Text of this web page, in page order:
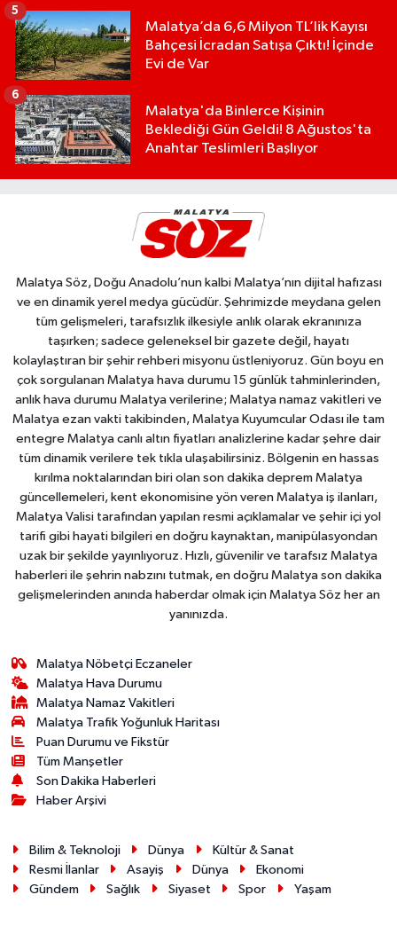
Malatya’da 6,6 Milyon TL’lik Kayısı
Bahçesi İcradan Satışa Çıktı! İçinde
Evi de Var
5
Malatya'da Binlerce Kişinin
Beklediği Gün Geldi! 8 Ağustos'ta
Anahtar Teslimleri Başlıyor
6
Malatya Söz, Doğu Anadolu’nun kalbi Malatya’nın dijital hafızası
ve en dinamik yerel medya gücüdür. Şehrimizde meydana gelen
tüm gelişmeleri, tarafsızlık ilkesiyle anlık olarak ekranınıza
taşırken; sadece geleneksel bir gazete değil, hayatı
kolaylaştıran bir şehir rehberi misyonu üstleniyoruz. Gün boyu en
çok sorgulanan Malatya hava durumu 15 günlük tahminlerinden,
anlık hava durumu Malatya verilerine; Malatya namaz vakitleri ve
Malatya ezan vakti takibinden, Malatya Kuyumcular Odası ile tam
entegre Malatya canlı altın fiyatları analizlerine kadar şehre dair
tüm dinamik verilere tek tıkla ulaşabilirsiniz. Bölgenin en hassas
kırılma noktalarından biri olan son dakika deprem Malatya
güncellemeleri, kent ekonomisine yön veren Malatya iş ilanları,
Malatya Valisi tarafından yapılan resmi açıklamalar ve şehir içi yol
tarifi gibi hayati bilgileri en doğru kaynaktan, manipülasyondan
uzak bir şekilde yayınlıyoruz. Hızlı, güvenilir ve tarafsız Malatya
haberleri ile şehrin nabzını tutmak, en doğru Malatya son dakika
gelişmelerinden anında haberdar olmak için Malatya Söz her an
yanınızda.
Malatya Nöbetçi Eczaneler
Malatya Hava Durumu
Malatya Namaz Vakitleri
Malatya Trafik Yoğunluk Haritası
Puan Durumu ve Fikstür
Tüm Manşetler
Son Dakika Haberleri
Haber Arşivi
Bilim & Teknoloji Dünya
Kültür & Sanat
Resmi İlanlar
Asayiş Dünya
Ekonomi
Gündem
Sağlık Siyaset Spor Yaşam